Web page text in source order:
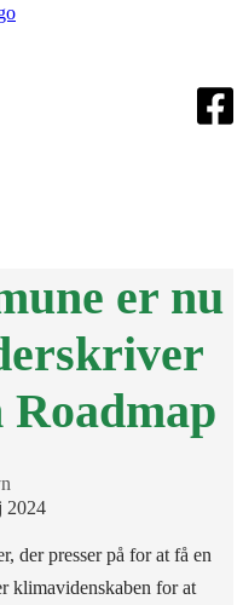
er nu
2024
der presser på for at få en
klimavidenskaben for at